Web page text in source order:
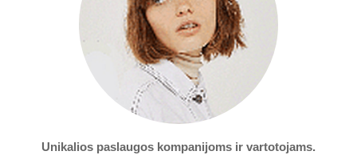
Unikalios paslaugos kompanijoms ir vartotojams.